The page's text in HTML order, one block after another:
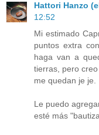
Hattori Hanzo
12:52
Mi estimado
puntos extra
haga van a
tierras, pero
me quedan je je.
Le puedo
esté más